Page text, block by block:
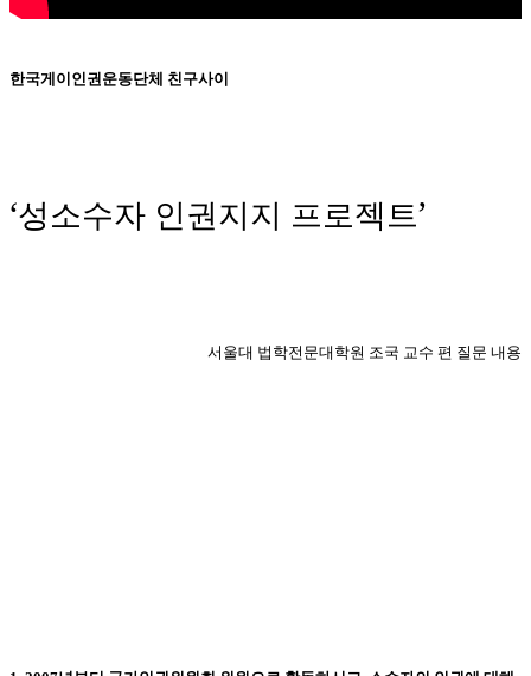
한국게이인권운동단체 친구사이
‘성소수자 인권지지 프로젝트’
서울대 법학전문대학원 조국 교수 편 질문 내용